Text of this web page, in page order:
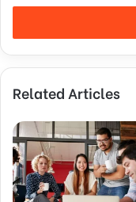
t
r
y
u
E
m
a
i
l
Related Articles